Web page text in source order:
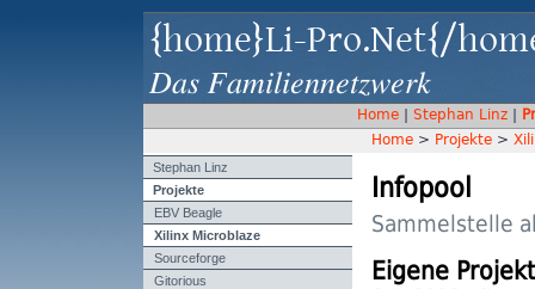
{home}Li-Pro.Net{/
Das Familiennetzwerk
Home| Stephan Linz|
Home > Projekte >
Stephan Linz
Projekte
EBV Beagle
Xilinx Microblaze
Sourceforge
Gitorious
Infopool
Sammelstelle
Eigene